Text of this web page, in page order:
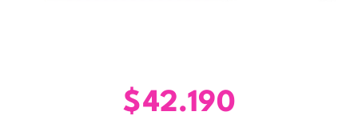
$42.190